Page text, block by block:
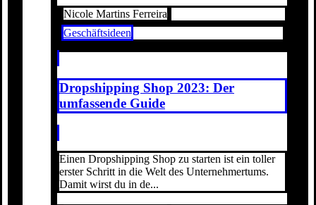
Nicole Martins Ferreira
Geschäftsideen
Dropshipping Shop 2023: Der
umfassende Guide
Einen Dropshipping Shop zu starten ist ein toller
erster Schritt in die Welt des Unternehmertums.
Damit wirst du in de...